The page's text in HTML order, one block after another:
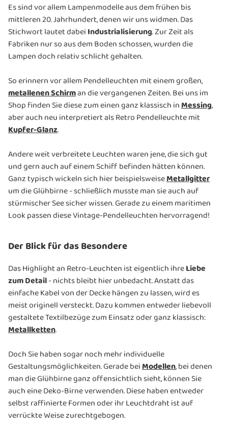
Es sind vor allem Lampenmodelle aus dem frühen bis
mittleren 20. Jahrhundert, denen wir uns widmen. Das
Stichwort lautet dabeiIndustrialisierung. Zur Zeit als
Fabriken nur so aus dem Boden schossen, wurden die
Lampen doch relativ schlicht gehalten.
So erinnern vor allem Pendelleuchten mit einem großen,
metallenen Schirman die vergangenen Zeiten. Bei uns im
Shop finden Sie diese zum einen ganz klassisch inMessing,
aber auch neu interpretiert als Retro Pendelleuchte mit
Kupfer-Glanz.
Andere weit verbreitete Leuchten waren jene, die sich gut
und gern auch auf einem Schiff befinden hätten können.
Ganz typisch wickeln sich hier beispielsweiseMetallgitter
um die Glühbirne - schließlich musste man sie auch auf
stürmischer See sicher wissen. Gerade zu einem maritimen
Look passen diese Vintage-Pendelleuchten hervorragend!
Der Blick für das Besondere
Das Highlight an Retro-Leuchten ist eigentlich ihreLiebe
zum Detail- nichts bleibt hier unbedacht. Anstatt das
einfache Kabel von der Decke hängen zu lassen, wird es
meist originell versteckt. Dazu kommen entweder liebevoll
gestaltete Textilbezüge zum Einsatz oder ganz klassisch:
Metallketten.
Doch Sie haben sogar noch mehr individuelle
Gestaltungsmöglichkeiten. Gerade beiModellen, bei denen
man die Glühbirne ganz offensichtlich sieht, können Sie
auch eine Deko-Birne verwenden. Diese haben entweder
selbst raffinierte Formen oder ihr Leuchtdraht ist auf
verrückte Weise zurechtgebogen.